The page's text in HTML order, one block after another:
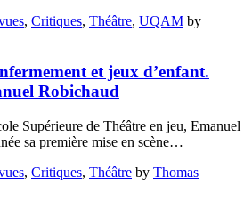
, Critiques, Théâtre, UQAM by
et jeux d’enfant.
Robichaud
Supérieure de Théâtre en jeu, Emanuel
sa première mise en scène…
, Critiques, Théâtre by Thomas